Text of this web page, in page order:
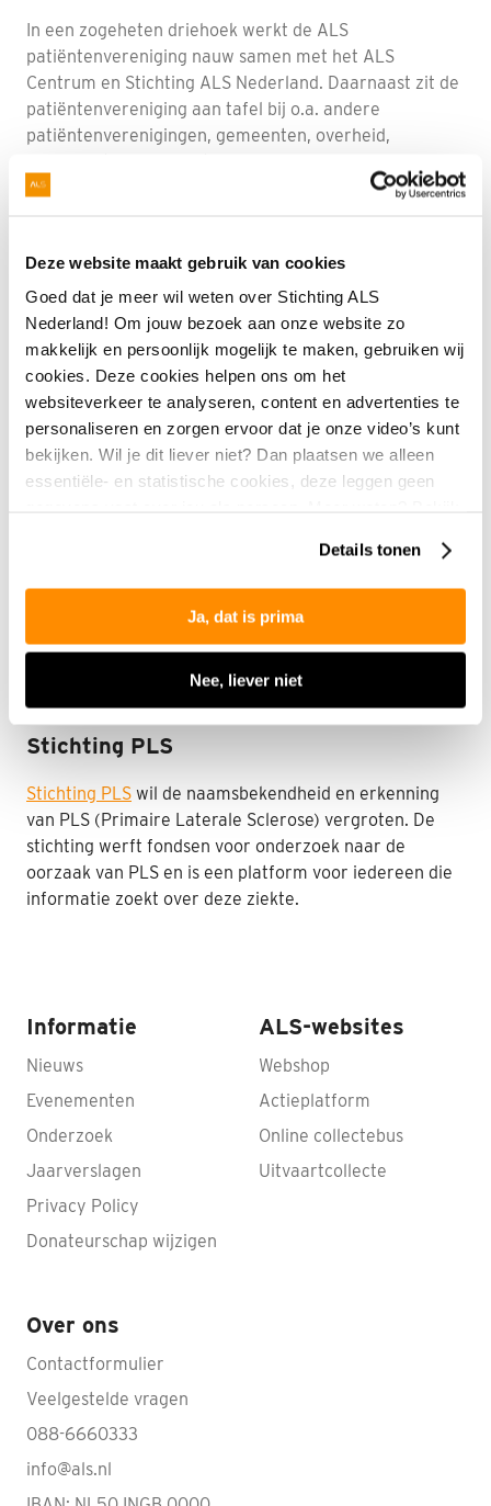
Deze website maakt gebruik van cookies
Goed dat je meer wil weten over Stichting ALS
Nederland! Om jouw bezoek aan onze website zo
makkelijk en persoonlijk mogelijk te maken, gebruiken wij
cookies. Deze cookies helpen ons om het
websiteverkeer te analyseren, content en advertenties te
personaliseren en zorgen ervoor dat je onze video’s kunt
bekijken. Wil je dit liever niet? Dan plaatsen we alleen
essentiële- en statistische cookies, deze leggen geen
Details tonen
Ja, dat is prima
Nee, liever niet
In een zogeheten driehoek werkt de ALS
patiëntenvereniging nauw samen met het ALS
Centrum en Stichting ALS Nederland. Daarnaast zit de
patiëntenvereniging aan tafel bij o.a. andere
patiëntenverenigingen, gemeenten, overheid,
Spierziekten Nederland
Spierziekten Nederland (VSN)is een
patiëntenvereniging waarbij je je kunt aansluiten als
lid, abonnee of volger. De vereniging geeft
voorlichting, organiseert bijeenkomsten en lezingen en
werkt aan de verbetering van de zorg voor mensen
met een spierziekte.
HetPrinses Beatrix Spierfondsondersteunt
wetenschappelijk onderzoek naar de oorzaak en de
die in het ALS Centrum uitgevoerd worden.
Stichting PLS
Stichting PLS wil de naamsbekendheid en erkenning
van PLS (Primaire Laterale Sclerose) vergroten. De
stichting werft fondsen voor onderzoek naar de
oorzaak van PLS en is een platform voor iedereen die
informatie zoekt over deze ziekte.
Informatie
Nieuws
Evenementen
Onderzoek
Jaarverslagen
Privacy Policy
Donateurschap wijzigen
ALS-websites
Webshop
Actieplatform
Online collectebus
Uitvaartcollecte
Over ons
Contactformulier
Veelgestelde vragen
088-6660333
info@als.nl